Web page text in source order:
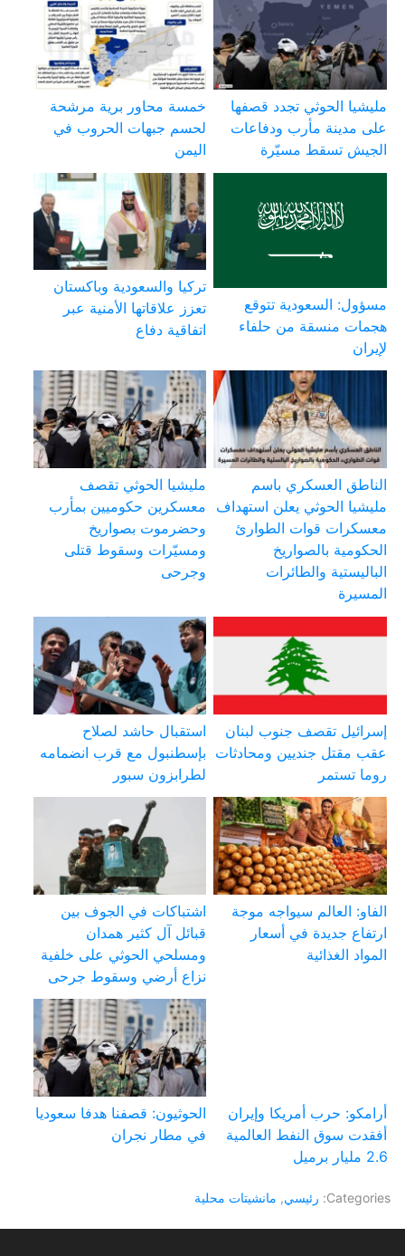
مليشيا الحوثي تجدد قصفها
على مدينة مأرب ودفاعات
الجيش تسقط مسيّرة
خمسة محاور برية مرشحة
لحسم جبهات الحروب في
اليمن
مسؤول: السعودية تتوقع
هجمات منسقة من حلفاء
لإيران
تركيا والسعودية وباكستان
تعزز علاقاتها الأمنية عبر
اتفاقية دفاع
الناطق العسكري باسم
مليشيا الحوثي يعلن استهداف
معسكرات قوات الطوارئ
الحكومية بالصواريخ
الباليستية والطائرات
المسيرة
مليشيا الحوثي تقصف
معسكرين حكوميين بمأرب
وحضرموت بصواريخ
ومسيّرات وسقوط قتلى
وجرحى
إسرائيل تقصف جنوب لبنان
عقب مقتل جنديين ومحادثات
روما تستمر
استقبال حاشد لصلاح
بإسطنبول مع قرب انضمامه
لطرابزون سبور
الفاو: العالم سيواجه موجة
ارتفاع جديدة في أسعار
المواد الغذائية
اشتباكات في الجوف بين
قبائل آل كثير همدان
ومسلحي الحوثي على خلفية
نزاع أرضي وسقوط جرحى
أرامكو: حرب أمريكا وإيران
أفقدت سوق النفط العالمية
2.6 مليار برميل
الحوثيون: قصفنا هدفا سعوديا
في مطار نجران
Categories: رئيسي, مانشيتات محلية